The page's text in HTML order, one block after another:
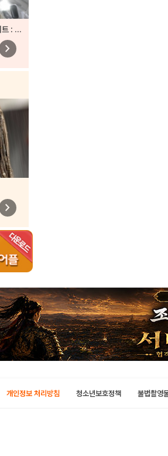
(Yasal) 니케, 스노우 화이트 : 헤비암즈
chevron_right
chevron_right
개인정보 처리방침 청소년보호정책 불법촬영